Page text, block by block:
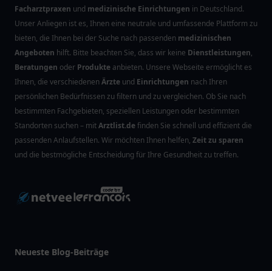
Facharztpraxen und medizinische Einrichtungen in Deutschland.
Unser Anliegen ist es, Ihnen eine neutrale und umfassende Plattform zu
bieten, die Ihnen bei der Suche nach passenden medizinischen
Angeboten hilft. Bitte beachten Sie, dass wir keine Dienstleistungen,
Beratungen oder Produkte anbieten. Unsere Webseite ermöglicht es
Ihnen, die verschiedenenÄrzte und Einrichtungen nach Ihren
persönlichen Bedürfnissen zu filtern und zu vergleichen. Ob Sie nach
bestimmten Fachgebieten, speziellen Leistungen oder bestimmten
Standorten suchen – mitArztlist.definden Sie schnell und effizient die
passenden Anlaufstellen. Wir möchten Ihnen helfen, Zeit zu sparen
und die bestmögliche Entscheidung für Ihre Gesundheit zu treffen.
Neueste Blog-Beiträge